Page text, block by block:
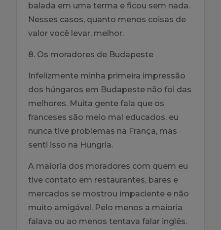
balada em uma terma e ficou sem nada.
Nesses casos, quanto menos coisas de
valor você levar, melhor.
8. Os moradores de Budapeste
Infelizmente minha primeira impressão
dos húngaros em Budapeste não foi das
melhores. Muita gente fala que os
franceses são meio mal educados, eu
nunca tive problemas na França, mas
senti isso na Hungria.
A maioria dos moradores com quem eu
tive contato em restaurantes, bares e
mercados se mostrou impaciente e não
muito amigável. Pelo menos a maioria
falava ou ao menos tentava falar inglês.